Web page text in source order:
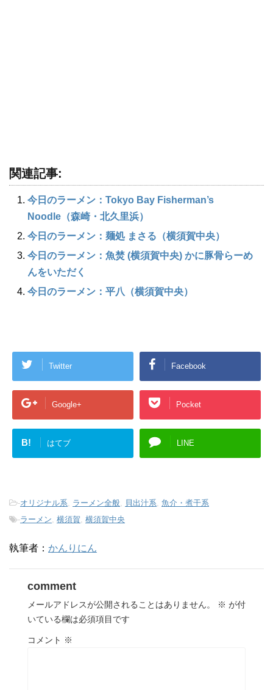
関連記事:
今日のラーメン：Tokyo Bay Fisherman’s
Noodle（森崎・北久里浜）
今日のラーメン：麺処 まさる（横須賀中央）
今日のラーメン：魚焚 (横須賀中央) かに豚骨らーめ
んをいただく
今日のラーメン：平八（横須賀中央）
Twitter Facebook
Google+ Pocket
B! はてブ LINE
-オリジナル系 ラーメン全般 貝出汁系 魚介・煮干系
-ラーメン 横須賀 横須賀中央
執筆者： かんりにん
comment
メールアドレスが公開されることはありません。 ※ が付
いている欄は必須項目です
コメント ※